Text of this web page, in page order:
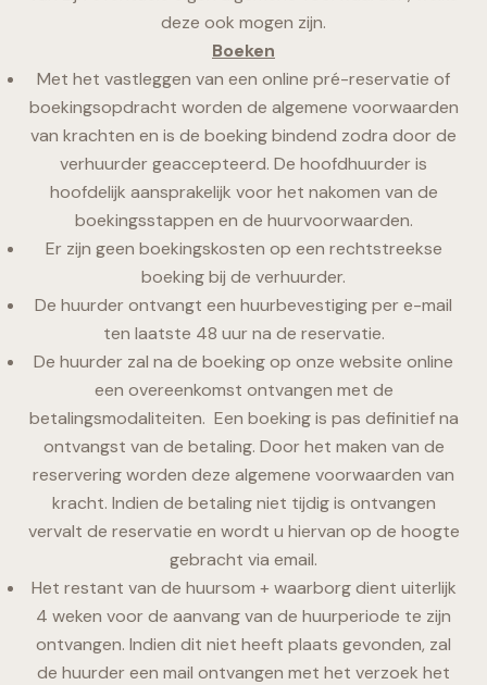
deze ook mogen zijn.
Boeken
Met het vastleggen van een online pré-reservatie of
boekingsopdracht worden de algemene voorwaarden
van krachten en is de boeking bindend zodra door de
verhuurder geaccepteerd. De hoofdhuurder is
hoofdelijk aansprakelijk voor het nakomen van de
boekingsstappen en de huurvoorwaarden.
Er zijn geen boekingskosten op een rechtstreekse
boeking bij de verhuurder.
De huurder ontvangt een huurbevestiging per e-mail
ten laatste 48 uur na de reservatie.
De huurder zal na de boeking op onze website online
een overeenkomst ontvangen met de
betalingsmodaliteiten. Een boeking is pas definitief na
ontvangst van de betaling. Door het maken van de
reservering worden deze algemene voorwaarden van
kracht. Indien de betaling niet tijdig is ontvangen
vervalt de reservatie en wordt u hiervan op de hoogte
gebracht via email.
Het restant van de huursom + waarborg dient uiterlijk
4 weken voor de aanvang van de huurperiode te zijn
ontvangen. Indien dit niet heeft plaats gevonden, zal
de huurder een mail ontvangen met het verzoek het